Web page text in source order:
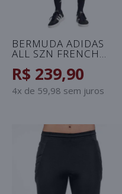
BERMUDA ADIDAS
ALL SZN FRENCH
OFF WHITE
R$ 239,90
4x de 59,98 sem juros